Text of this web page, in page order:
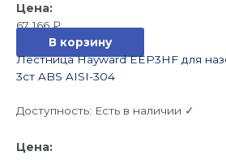
67 166₽
В корзину
Лестница Hayward EEP3HF для
3cт ABS AISI-304
Доступность: Есть в наличии ✓